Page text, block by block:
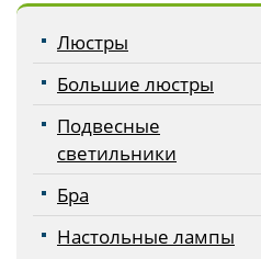
Люстры
Большие люстры
Подвесные
светильники
Бра
Настольные лампы